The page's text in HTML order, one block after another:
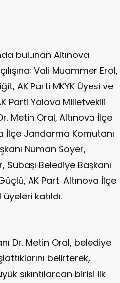
bulunan Altınova
Vali Muammer Erol,
AK Parti MKYK Üyesi ve
Parti Yalova Milletvekili
Metin Oral, Altınova İlçe
İlçe Jandarma Komutanı
Numan Soyer,
Subaşı Belediye Başkanı
AK Parti Altınova İlçe
katıldı.
Dr. Metin Oral, belediye
belirterek,
sıkıntılardan birisi ilk